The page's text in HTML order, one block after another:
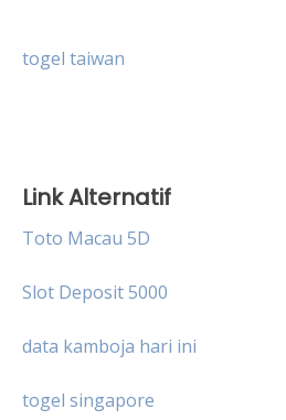
togel taiwan
Link Alternatif
Toto Macau 5D
Slot Deposit 5000
data kamboja hari ini
togel singapore